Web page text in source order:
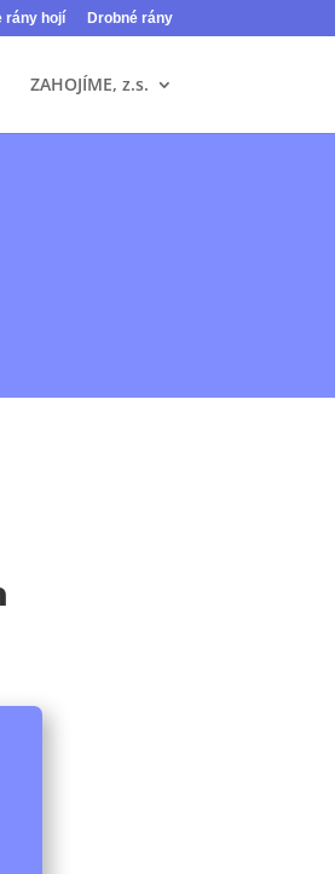
rány hojí Drobné rány
ZAHOJÍME, z.s.